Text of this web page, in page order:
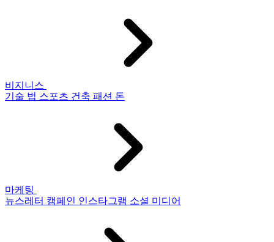
비지니스
기술 법 스포츠 건축 패션 돈
마케팅
뉴스레터 캠페인 인스타그램 소셜 미디어